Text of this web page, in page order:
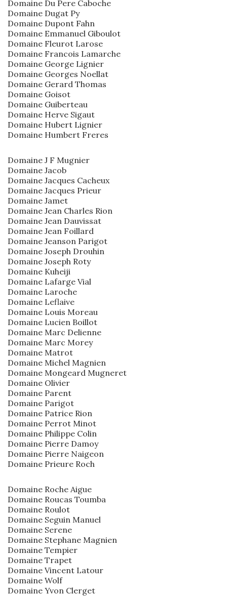
Domaine Du Pere Caboche
Domaine Dugat Py
Domaine Dupont Fahn
Domaine Emmanuel Giboulot
Domaine Fleurot Larose
Domaine Francois Lamarche
Domaine George Lignier
Domaine Georges Noellat
Domaine Gerard Thomas
Domaine Goisot
Domaine Guiberteau
Domaine Herve Sigaut
Domaine Hubert Lignier
Domaine Humbert Freres
Domaine J F Mugnier
Domaine Jacob
Domaine Jacques Cacheux
Domaine Jacques Prieur
Domaine Jamet
Domaine Jean Charles Rion
Domaine Jean Dauvissat
Domaine Jean Foillard
Domaine Jeanson Parigot
Domaine Joseph Drouhin
Domaine Joseph Roty
Domaine Kuheiji
Domaine Lafarge Vial
Domaine Laroche
Domaine Leflaive
Domaine Louis Moreau
Domaine Lucien Boillot
Domaine Marc Delienne
Domaine Marc Morey
Domaine Matrot
Domaine Michel Magnien
Domaine Mongeard Mugneret
Domaine Olivier
Domaine Parent
Domaine Parigot
Domaine Patrice Rion
Domaine Perrot Minot
Domaine Philippe Colin
Domaine Pierre Damoy
Domaine Pierre Naigeon
Domaine Prieure Roch
Domaine Roche Aigue
Domaine Roucas Toumba
Domaine Roulot
Domaine Seguin Manuel
Domaine Serene
Domaine Stephane Magnien
Domaine Tempier
Domaine Trapet
Domaine Vincent Latour
Domaine Wolf
Domaine Yvon Clerget